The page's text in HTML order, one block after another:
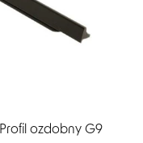
Profil ozdobny G9